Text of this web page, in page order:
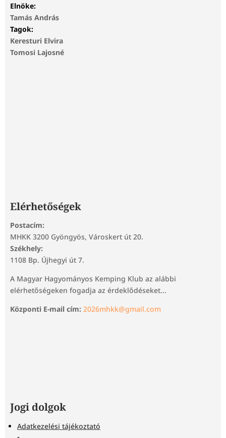
Elnöke:
Tamás András
Tagok:
Keresturi Elvira
Tomosi Lajosné
Elérhetőségek
Postacím:
MHKK 3200 Gyöngyös, Városkert út 20.
Székhely:
1108 Bp. Újhegyi út 7.
A Magyar Hagyományos Kemping Klub az alábbi
elérhetőségeken fogadja az érdeklődéseket...
Központi E-mail cím: 2026mhkk@gmail.com
Jogi dolgok
Adatkezelési tájékoztató